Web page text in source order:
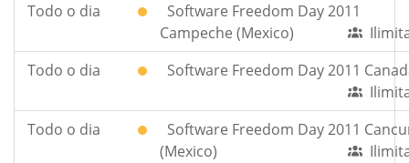
Todo o dia
Software Freedom Day 2011
Campeche (Mexico)
Todo o dia
Software Freedom Day 2011
Todo o dia
Software Freedom Day 2011
(Mexico)